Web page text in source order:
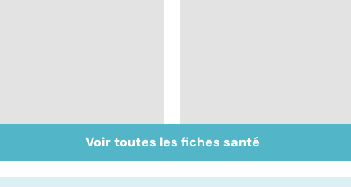
Glandes salivaires :
les tumeurs de la
Narcolepsie : des
crises de sommeil
Voir toutes les fiches santé